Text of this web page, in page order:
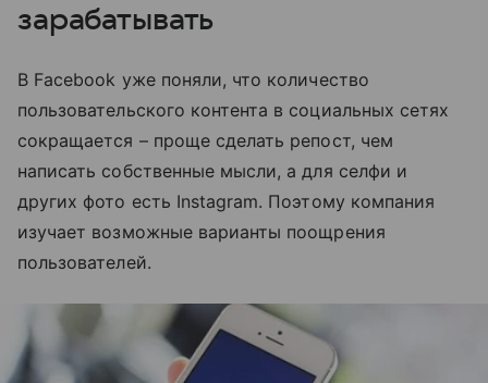
зарабатывать
В Facebook уже поняли, что количество
пользовательского контента в социальных сетях
сокращается – проще сделать репост, чем
написать собственные мысли, а для селфи и
других фото есть Instagram. Поэтому компания
изучает возможные варианты поощрения
пользователей.